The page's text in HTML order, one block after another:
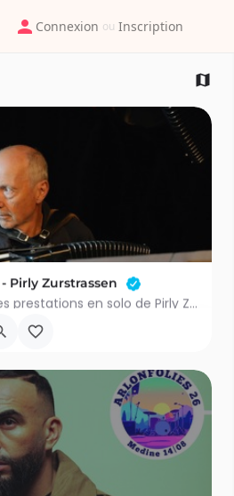
Connexion ou Inscription
Pirly Zurstrassen
Depuis quelques années, les prestations en solo de Pirly Zurstrassen se suivent, mais ne se ressemblent pas.…
9 août 2026 9h00 - 16h00
6